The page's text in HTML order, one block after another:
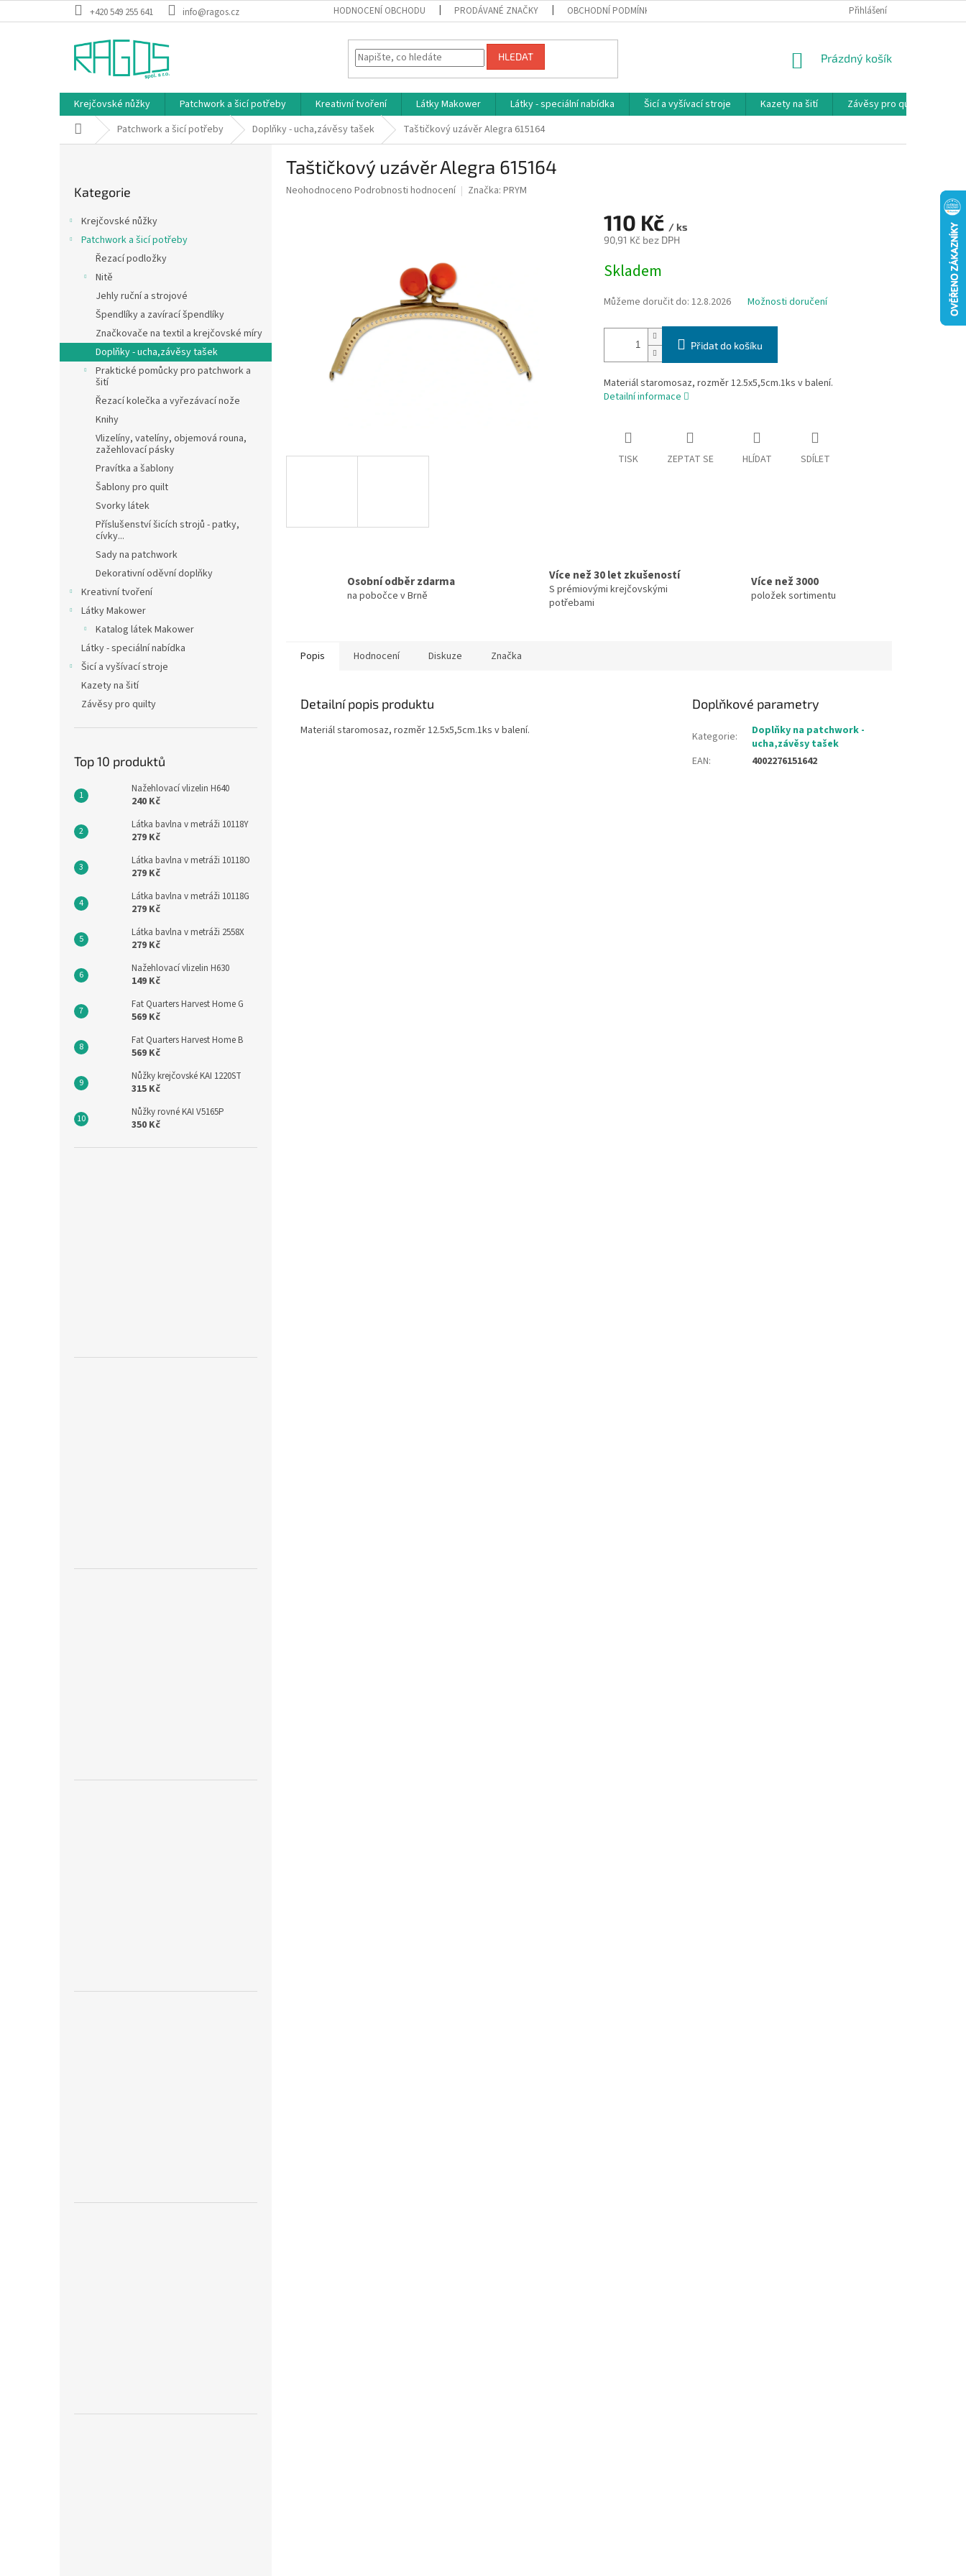
na
+420 549 255 641 info@ragos.cz HODNOCENÍ OBCHODU PRODÁVANÉ ZNAČKY OBCHODNÍ PODMÍNKY REKLAMAČNÍ PODMÍNKY
Přihlášení
HLEDAT
NÁKUPNÍ
Prázdný košík
Krejčovské nůžky Patchwork a šicí potřeby Kreativní tvoření Látky Makower Látky - speciální nabídka Šicí a vyšívací stroje Kazety na šití Závěsy pro quilty
Domů Patchwork a šicí potřeby Doplňky - ucha,závěsy tašek Taštičkový uzávěr Alegra 615164
e
l
kategorie
Kategorie
Krejčovské nůžky
Patchwork a šicí potřeby
Řezací podložky
Nitě
Jehly ruční a strojové
Špendlíky a zavírací špendlíky
Značkovače na textil a krejčovské míry
Doplňky - ucha,závěsy tašek
Praktické pomůcky pro patchwork a
šití
Řezací kolečka a vyřezávací nože
Knihy
Vlizelíny, vatelíny, objemová rouna,
zažehlovací pásky
Pravítka a šablony
Šablony pro quilt
Svorky látek
Příslušenství šicích strojů - patky,
cívky...
Sady na patchwork
Dekorativní oděvní doplňky
Kreativní tvoření
Látky Makower
Katalog látek Makower
Látky - speciální nabídka
Šicí a vyšívací stroje
Kazety na šití
Závěsy pro quilty
Top 10 produktů
Nažehlovací vlizelin H640
240 Kč
Látka bavlna v metráži 10118Y
279 Kč
Látka bavlna v metráži 10118O
279 Kč
Látka bavlna v metráži 10118G
279 Kč
Látka bavlna v metráži 2558X
279 Kč
Nažehlovací vlizelin H630
149 Kč
Fat Quarters Harvest Home G
569 Kč
Fat Quarters Harvest Home B
569 Kč
Nůžky krejčovské KAI 1220ST
315 Kč
Nůžky rovné KAI V5165P
350 Kč
Taštičkový uzávěr Alegra 615164
Průměrné
Neohodnoceno Podrobnosti hodnocení Značka: PRYM
110 Kč / ks
90,91 Kč bez DPH
cena:
Skladem
Můžeme doručit do: 12.8.2026 Možnosti doručení
Přidat do košíku
Materiál staromosaz, rozměr 12.5x5,5cm.1ks v balení.
Detailní informace
TISK ZEPTAT SE HLÍDAT SDÍLET
Osobní odběr zdarma
na pobočce v Brně
Více než 30 let zkušeností
S prémiovými krejčovskými
potřebami
Více než 3000
položek sortimentu
Popis Hodnocení Diskuze Značka
Detailní popis produktu
Materiál staromosaz, rozměr 12.5x5,5cm.1ks v balení.
Doplňkové parametry
Kategorie:
Doplňky na patchwork -
ucha,závěsy tašek
EAN: 4002276151642